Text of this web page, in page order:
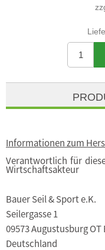
Informationen zum
Verantwortlich für
Wirtschaftsakteur
Bauer Seil & Sport e.K.
Seilergasse 1
09573 Augustusburg
Deutschland